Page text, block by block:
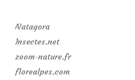
Natagora
Insectes.net
zoom-nature.fr
florealpes.com